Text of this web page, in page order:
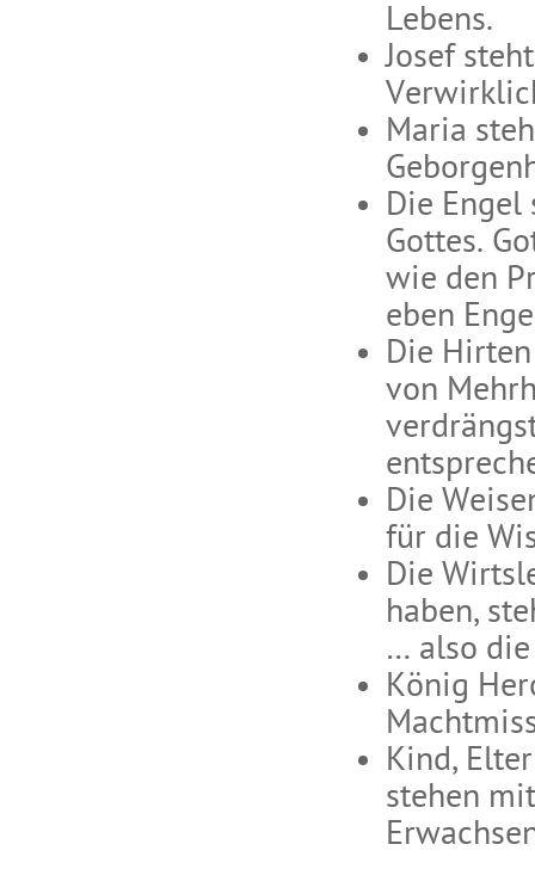
Lebens.
Josef
Maria
Die
Gottes.
wie den
eben
Die
von
Die
für die
Die
haben,
… also
König
Kind,
stehen